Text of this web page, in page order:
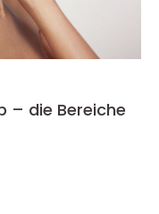
– die Bereiche